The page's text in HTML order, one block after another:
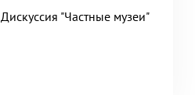
Дискуссия "Частные музеи"